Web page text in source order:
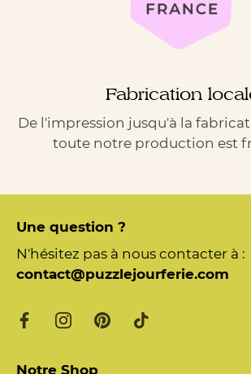
Fabrication
De l'impression jusqu'à la
toute notre production est
Une question ?
N'hésitez pas à nous contacter à :
contact@puzzlejourferie.com
Notre Shop